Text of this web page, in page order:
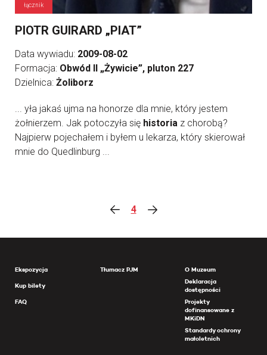
łącznik
PIOTR GUIRARD „PIAT”
Data wywiadu: 2009-08-02
Formacja: Obwód II „Żywicie”, pluton 227
Dzielnica: Żoliborz
... yła jakaś ujma na honorze dla mnie, który jestem
żołnierzem. Jak potoczyła się historia z chorobą?
Najpierw pojechałem i byłem u lekarza, który skierował
mnie do Quedlinburg ...
4
Ekspozycja
Kup bilety
FAQ
Tłumacz PJM
O Muzeum
Deklaracja
dostępności
Projekty
dofinansowane z
MKiDN
Standardy ochrony
małoletnich